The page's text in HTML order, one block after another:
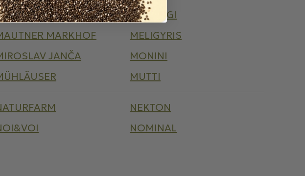
MARKOGI
MARKHOF
MELIGYRIS
JANČA
MONINI
MUTTI
NEKTON
NOMINAL